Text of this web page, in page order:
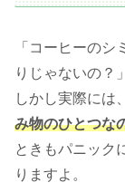
「コーヒーの
りじゃないの？
しかし実際には、
み物のひとつな
ときもパニック
りますよ。